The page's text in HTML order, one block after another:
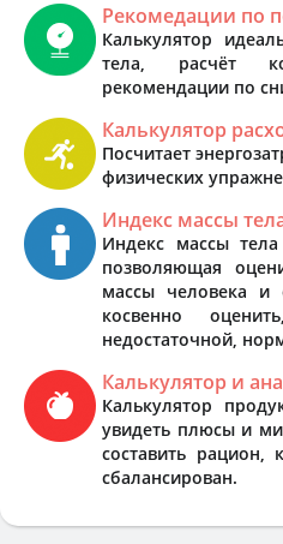
Рекомедации по
Калькулятор
тела, расчёт
рекомендации по
Калькулятор
Посчитает
физических
Индекс массы
Индекс массы
позволяющая
массы человека и
косвенно
недостаточной,
Калькулятор и
Калькулятор
увидеть плюсы и
составить рацион,
сбалансирован.